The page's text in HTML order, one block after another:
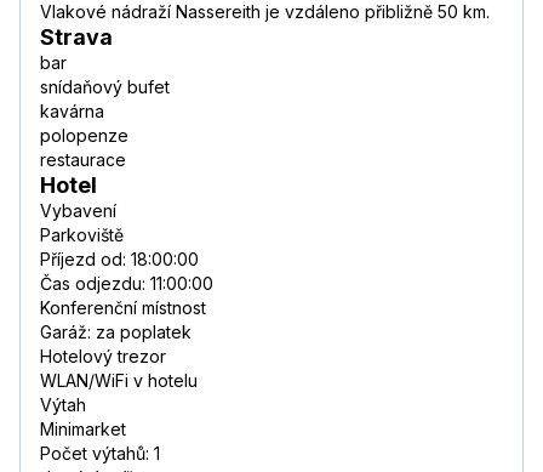
Vlakové nádraží Nassereith je vzdáleno přibližně 50 km.
Strava
bar
snídaňový bufet
kavárna
polopenze
restaurace
Hotel
Vybavení
Parkoviště
Příjezd od: 18:00:00
Čas odjezdu: 11:00:00
Konferenční místnost
Garáž: za poplatek
Hotelový trezor
WLAN/WiFi v hotelu
Výtah
Minimarket
Počet výtahů: 1